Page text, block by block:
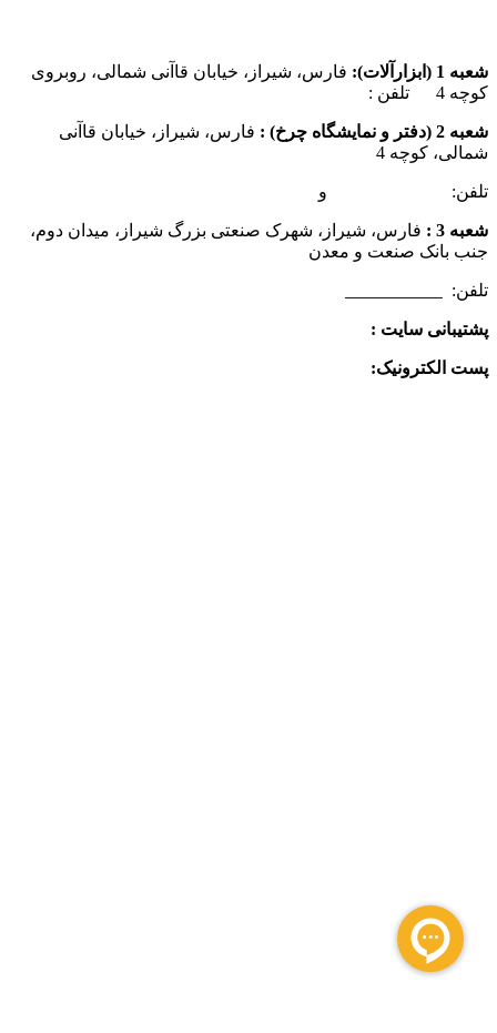
شعبه 1 (ابزارآلات):
فارس، شیراز، خیابان قاآنی شمالی، روبروی
کوچه 4 تلفن :
شعبه 2 (دفتر و نمایشگاه چرخ) :
فارس، شیراز، خیابان قاآنی
شمالی، کوچه 4
تلفن: و
شعبه 3 :
فارس، شیراز، شهرک صنعتی بزرگ شیراز، میدان دوم،
جنب بانک صنعت و معدن
تلفن:
پشتیبانی سایت :
پست الکترونیک: